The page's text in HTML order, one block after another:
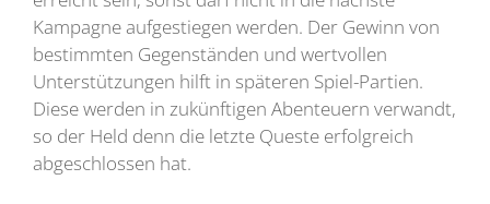
Kampagne aufgestiegen werden. Der Gewinn von
bestimmten Gegenständen und wertvollen
Unterstützungen hilft in späteren Spiel-Partien.
Diese werden in zukünftigen Abenteuern verwandt,
so der Held denn die letzte Queste erfolgreich
abgeschlossen hat.